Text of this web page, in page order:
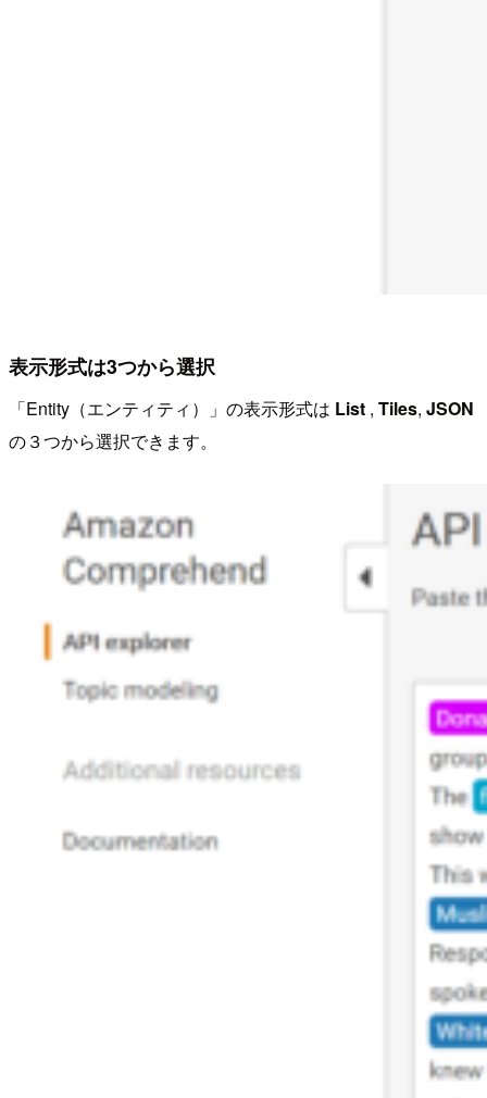
表示形式は3つから選択
「Entity（エンティティ）」の表示形式は List , Tiles, JSON
の３つから選択できます。